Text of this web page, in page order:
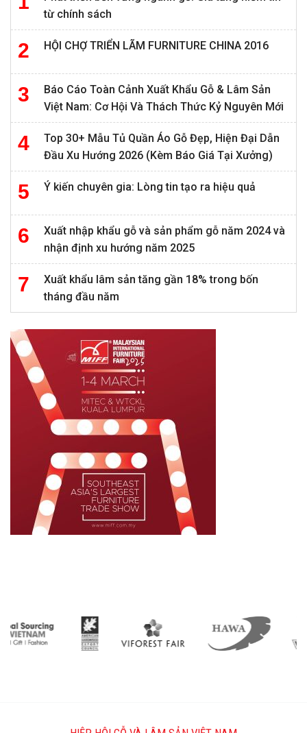
từ chính sách
HỘI CHỢ TRIỂN LÃM FURNITURE CHINA 2016
Báo Cáo Toàn Cảnh Xuất Khẩu Gỗ & Lâm Sản
Việt Nam: Cơ Hội Và Thách Thức Kỷ Nguyên Mới
Top 30+ Mẫu Tủ Quần Áo Gỗ Đẹp, Hiện Đại Dẫn
Đầu Xu Hướng 2026 (Kèm Báo Giá Tại Xưởng)
Ý kiến chuyên gia: Lòng tin tạo ra hiệu quả
Xuất nhập khẩu gỗ và sản phẩm gỗ năm 2024 và
nhận định xu hướng năm 2025
Xuất khẩu lâm sản tăng gần 18% trong bốn
tháng đầu năm